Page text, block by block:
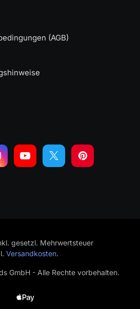
(AGB)
gesetzl. Mehrwertsteuer
Versandkosten.
GmbH - Alle Rechte vorbehalten.